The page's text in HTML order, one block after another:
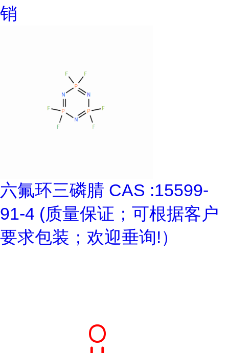
销
六氟环三磷腈 CAS :15599-
91-4 (质量保证；可根据客户
要求包装；欢迎垂询!）